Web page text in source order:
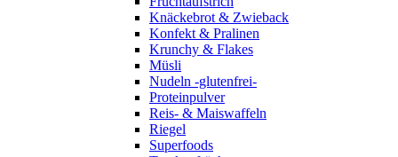
Knäckebrot & Zwieback
Konfekt & Pralinen
Krunchy & Flakes
Müsli
Nudeln -glutenfrei-
Proteinpulver
Reis- & Maiswaffeln
Riegel
Superfoods